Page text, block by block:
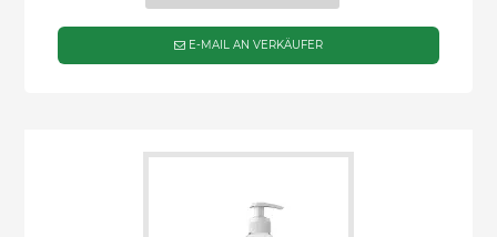
E-MAIL AN VERKÄUFER